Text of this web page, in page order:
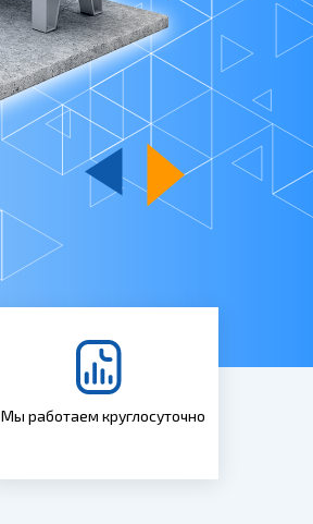
Мы работаем круглосуточно